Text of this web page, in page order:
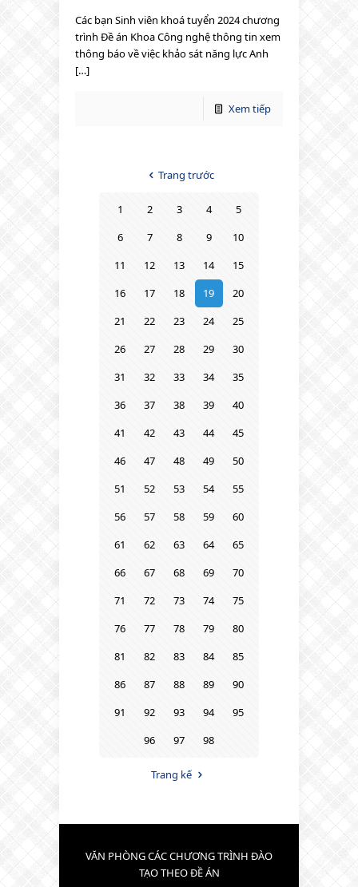
Các bạn Sinh viên khoá tuyển 2024 chương
trình Đề án Khoa Công nghệ thông tin xem
thông báo về việc khảo sát năng lực Anh
[…]
Xem tiếp
Trang trước
1 2 3 4
5
6
7 8 9
10
11
12 13 14
15
16
17 18 19
20
21
22 23 24
25
26
27 28 29
30
31
32 33 34
35
36
37 38 39
40
41
42 43 44
45
46
47 48 49
50
51
52 53 54
55
56
57 58 59
60
61
62 63 64
65
66
67 68 69
70
71
72 73 74
75
76
77 78 79
80
81
82 83 84
85
86
87 88 89
90
91
92 93 94
95
96
97 98
Trang kế
VĂN PHÒNG CÁC CHƯƠNG TRÌNH ĐÀO
TẠO THEO ĐỀ ÁN